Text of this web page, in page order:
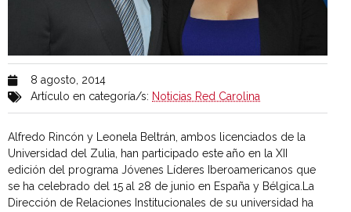
8 agosto, 2014
Artículo en categoría/s: Noticias Red Carolina
Alfredo Rincón y Leonela Beltrán, ambos licenciados de la
Universidad del Zulia, han participado este año en la XII
edición del programa Jóvenes Líderes Iberoamericanos que
se ha celebrado del 15 al 28 de junio en España y Bélgica.La
Dirección de Relaciones Institucionales de su universidad ha